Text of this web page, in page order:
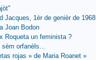
Jacques, 1èr de genièr de 1968
Joan Bodon
Roqueta un feminista ?
orfanèls...
rojas » de Maria Roanet »